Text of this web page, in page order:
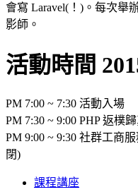
會寫 Laravel(！)。每次舉
影師。
活動時間
PM 7:00 ~ 7:30 活動入場
PM 7:30 ~ 9:00 PHP 返樸
PM 9:00 ~ 9:30 社群工商
閉)
課程講座